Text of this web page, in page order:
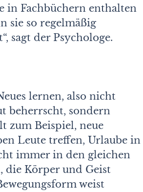
in Fachbüchern enthalten
sie so regelmäßig
sagt der Psychologe.
lernen, also nicht
beherrscht, sondern
zum Beispiel, neue
Leute treffen, Urlaube in
immer in den gleichen
die Körper und Geist
weist